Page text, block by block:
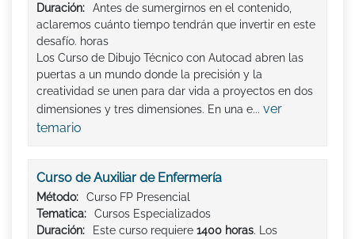
Duración:
Antes de sumergirnos en el contenido,
aclaremos cuánto tiempo tendrán que invertir en este
desafío. horas
Los Curso de Dibujo Técnico con Autocad abren las
puertas a un mundo donde la precisión y la
creatividad se unen para dar vida a proyectos en dos
dimensiones y tres dimensiones. En una e... ver
temario
Curso de Auxiliar de Enfermería
Método:
Curso FP Presencial
Tematica:
Cursos Especializados
Duración:
Este curso requiere 1400 horas. Los